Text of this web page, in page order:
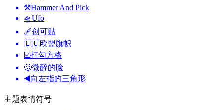
⚒️Hammer And Pick
🛸Ufo
🩹创可贴
🇪🇺欧盟旗帜
☑️打勾方格
🥴微醉的脸
◀️向左指的三角形
主题表情符号